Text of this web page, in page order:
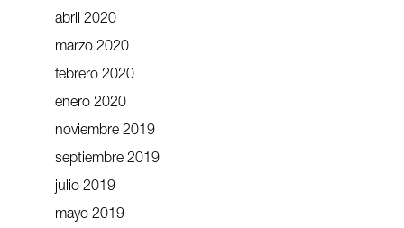
abril 2020
marzo 2020
febrero 2020
enero 2020
noviembre 2019
septiembre 2019
julio 2019
mayo 2019